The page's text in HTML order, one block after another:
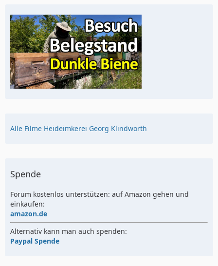
Alle Filme Heideimkerei Georg Klindworth
Spende
Forum kostenlos unterstützen: auf Amazon gehen und
einkaufen:
amazon.de
Alternativ kann man auch spenden:
Paypal Spende